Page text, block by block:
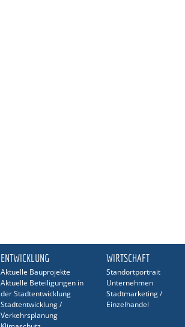
ENTWICKLUNG
Aktuelle Bauprojekte
Aktuelle Beteiligungen in
der Stadtentwicklung
Stadtentwicklung /
Verkehrsplanung
WIRTSCHAFT
Standortportrait
Unternehmen
Stadtmarketing /
Einzelhandel